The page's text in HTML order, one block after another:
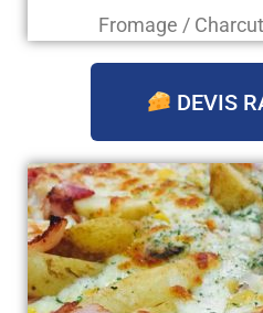
Fromage /
DEVIS